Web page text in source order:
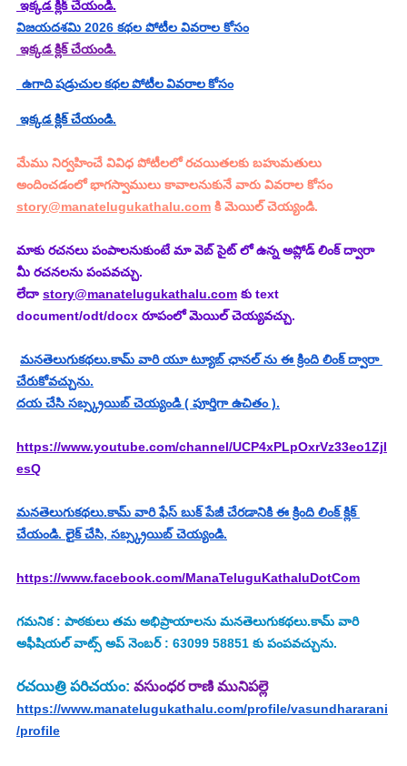
ఇక్కడ క్లిక్ చేయండి.
విజయదశమి 2026 కథల పోటీల వివరాల కోసం
ఇక్కడ క్లిక్ చేయండి.
ఉగాది షడ్రుచుల కథల పోటీల వివరాల కోసం
ఇక్కడ క్లిక్ చేయండి.
మేము నిర్వహించే వివిధ పోటీలలో రచయితలకు బహుమతులు
అందించడంలో భాగస్వాములు కావాలనుకునే వారు వివరాల కోసం
story@manatelugukathalu.com కి మెయిల్ చెయ్యండి.
మాకు రచనలు పంపాలనుకుంటే మా వెబ్ సైట్ లో ఉన్న అప్లోడ్ లింక్ ద్వారా
మీ రచనలను పంపవచ్చు.
లేదా story@manatelugukathalu.com కు text
document/odt/docx రూపంలో మెయిల్ చెయ్యవచ్చు.
మనతెలుగుకథలు.కామ్ వారి యూ ట్యూబ్ ఛానల్ ను ఈ క్రింది లింక్ ద్వారా
చేరుకోవచ్చును.
దయ చేసి సబ్స్క్రయిబ్ చెయ్యండి ( పూర్తిగా ఉచితం ).
https://www.youtube.com/channel/UCP4xPLpOxrVz33eo1Zjl
esQ
మనతెలుగుకథలు.కామ్ వారి ఫేస్ బుక్ పేజీ చేరడానికి ఈ క్రింది లింక్ క్లిక్
చేయండి. లైక్ చేసి, సబ్స్క్రయిబ్ చెయ్యండి.
https://www.facebook.com/ManaTeluguKathaluDotCom
గమనిక : పాఠకులు తమ అభిప్రాయాలను మనతెలుగుకథలు.కామ్ వారి
అఫీషియల్ వాట్స్ అప్ నెంబర్ : 63099 58851 కు పంపవచ్చును.
రచయిత్రి పరిచయం: వసుంధర రాణి మునిపల్లె
https://www.manatelugukathalu.com/profile/vasundhararani
/profile